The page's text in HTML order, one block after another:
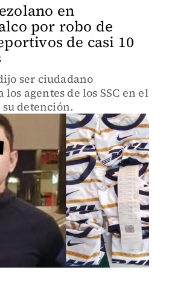
en
por robo de
de casi 10
ser ciudadano
los agentes de los SSC en el
detención.